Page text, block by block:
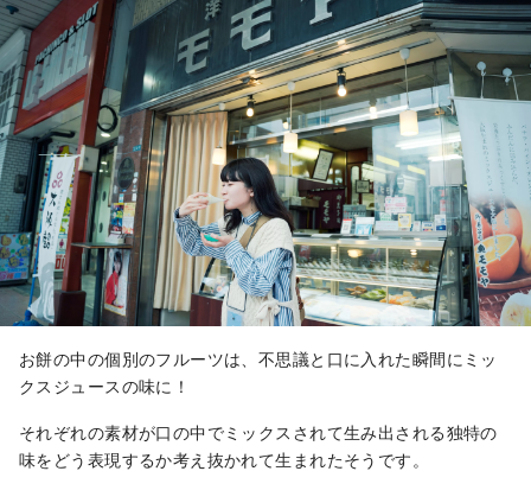
お餅の中の個別のフルーツは、不思議と口に入れた瞬間にミッ
クスジュースの味に！
それぞれの素材が口の中でミックスされて生み出される独特の
味をどう表現するか考え抜かれて生まれたそうです。